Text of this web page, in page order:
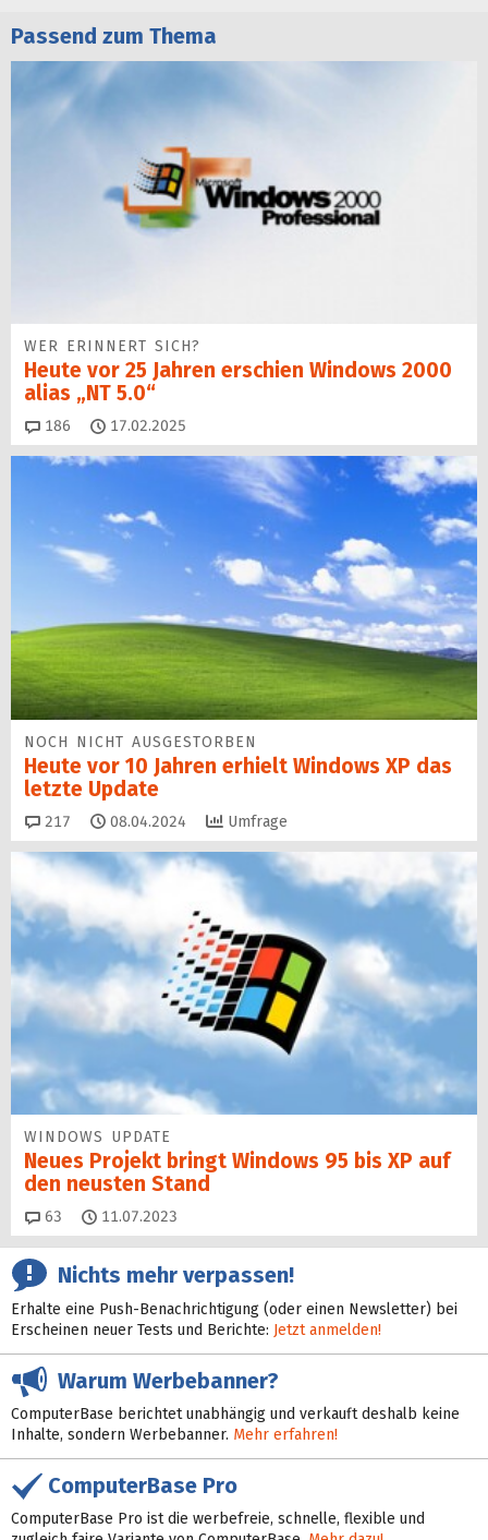
Passend zum Thema
WER ERINNERT SICH?
Heute vor 25 Jahren erschien Windows 2000
alias „NT 5.0“
186 Kommentare
17.02.2025
NOCH NICHT AUSGESTORBEN
Heute vor 10 Jahren erhielt Windows XP das
letzte Update
217 Kommentare
08.04.2024 Umfrage
WINDOWS UPDATE
Neues Projekt bringt Windows 95 bis XP auf
den neusten Stand
63 Kommentare
11.07.2023
Nichts mehr verpassen!
Erhalte eine Push-Benachrichtigung (oder einen Newsletter) bei
Erscheinen neuer Tests und Berichte: Jetzt anmelden!
Warum Werbebanner?
ComputerBase berichtet unabhängig und verkauft deshalb keine
Inhalte, sondern Werbebanner. Mehr erfahren!
ComputerBase Pro
ComputerBase Pro ist die werbefreie, schnelle, flexible und